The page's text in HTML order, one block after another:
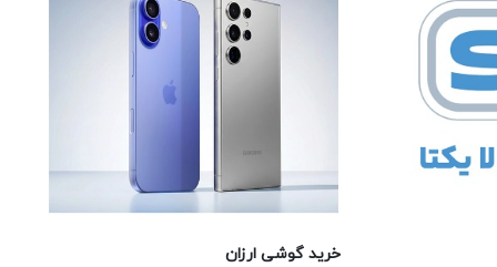
خرید گوشی ارزان